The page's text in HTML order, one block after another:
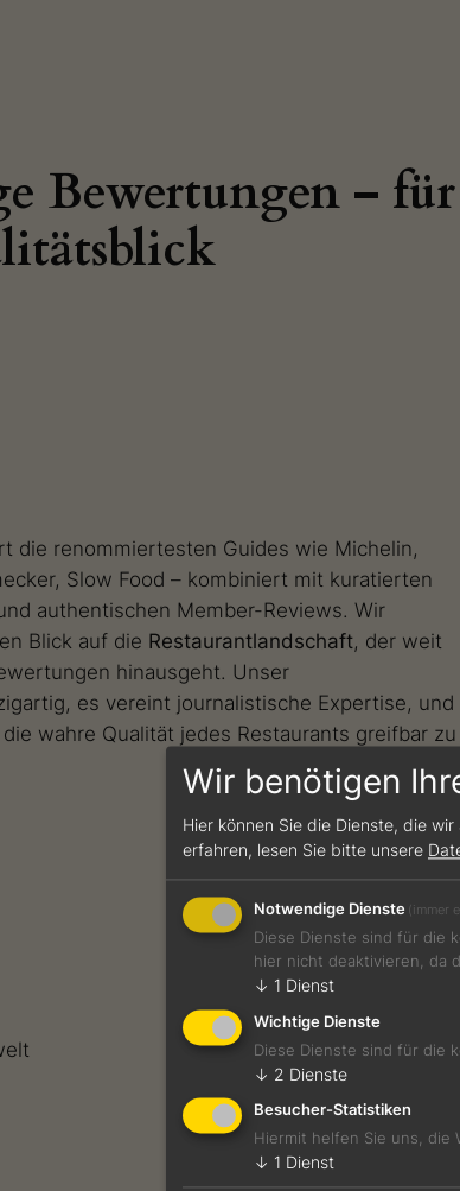
Bewertungen – für
die renommiertesten Guides wie Michelin,
Slow Food – kombiniert mit kuratierten
authentischen Member-Reviews. Wir
Blick auf die Restaurantlandschaft, der weit
hinausgeht. Unser
es vereint journalistische Expertise, und
wahre Qualität jedes Restaurants greifbar zu
Wir benötigen
Hier können Sie die Dienste, die
erfahren, lesen Sie bitte unsere
Notwendige Dienste (immer
Diese Dienste sind für die
hier nicht deaktivieren, da
↓ 1 Dienst
Wichtige Dienste
Diese Dienste sind für die
↓ 2 Dienste
Besucher-Statistiken
Hiermit helfen Sie uns, die
↓ 1 Dienst